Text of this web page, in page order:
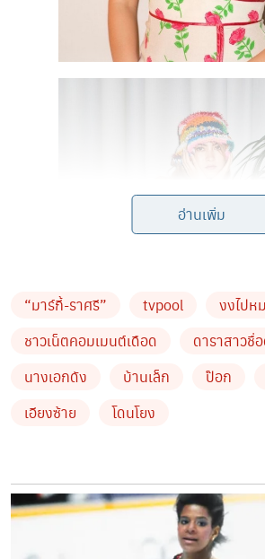
“มาร์กี้ ราศรี” ถ่ายรูปกับสองจิ๋วแต่หุ่นแ
อ่านเพิ่ม
“มาร์กี้-ราศรี” tvpool
งงไปห
ชาวเน็ตคอมเมนต์เดือด
ดาราสาวชื่
นางเอกดัง
บ้านเล็ก ป๊อก
เอียงซ้าย
โดนโยง